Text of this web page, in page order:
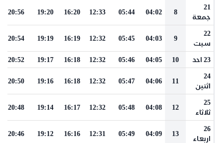
21
جمعة
8
04:02
05:44
12:33
16:20
19:20
20:56
22
سبت
9
04:03
05:45
12:32
16:19
19:19
20:54
23 احد 10
04:05
05:46
12:32
16:18
19:17
20:52
24
اثنين
11
04:06
05:47
12:32
16:18
19:16
20:50
25
ثلاثاء
12
04:08
05:48
12:32
16:17
19:14
20:48
26
اربعاء
13
04:09
05:49
12:31
16:16
19:12
20:46